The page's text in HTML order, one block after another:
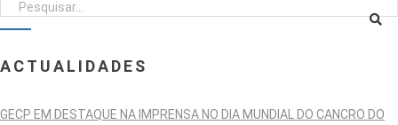
ACTUALIDADES
GECP EM DESTAQUE NA IMPRENSA NO DIA MUNDIAL DO CANCRO DO